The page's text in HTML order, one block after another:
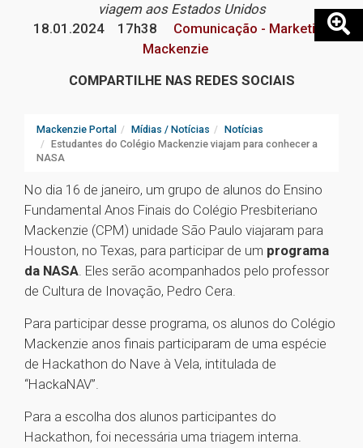
viagem aos Estados Unidos
18.01.2024
17h38
Comunicação - Marketing
Mackenzie
COMPARTILHE NAS REDES SOCIAIS
Mackenzie Portal Mídias / Notícias
Notícias
Estudantes do Colégio Mackenzie viajam para conhecer a
NASA
No dia 16 de janeiro, um grupo de alunos do Ensino
Fundamental Anos Finais do Colégio Presbiteriano
Mackenzie (CPM) unidade São Paulo viajaram para
Houston, no Texas, para participar de um programa
da NASA. Eles serão acompanhados pelo professor
de Cultura de Inovação, Pedro Cera.
Para participar desse programa, os alunos do Colégio
Mackenzie anos finais participaram de uma espécie
de Hackathon do Nave à Vela, intitulada de
“HackaNAV”.
Para a escolha dos alunos participantes do
Hackathon, foi necessária uma triagem interna.